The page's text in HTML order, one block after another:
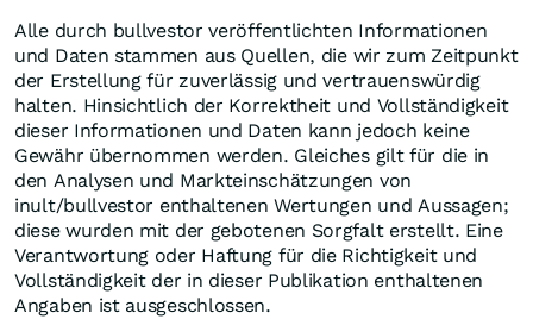
Alle durch bullvestor veröffentlichten Informationen
und Daten stammen aus Quellen, die wir zum Zeitpunkt
der Erstellung für zuverlässig und vertrauenswürdig
halten. Hinsichtlich der Korrektheit und Vollständigkeit
dieser Informationen und Daten kann jedoch keine
Gewähr übernommen werden. Gleiches gilt für die in
den Analysen und Markteinschätzungen von
inult/bullvestor enthaltenen Wertungen und Aussagen;
diese wurden mit der gebotenen Sorgfalt erstellt. Eine
Verantwortung oder Haftung für die Richtigkeit und
Vollständigkeit der in dieser Publikation enthaltenen
Angaben ist ausgeschlossen.